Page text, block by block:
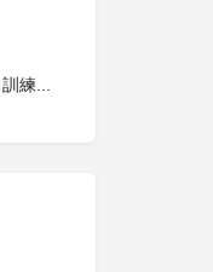
懸掛式阻力訓練 TRX